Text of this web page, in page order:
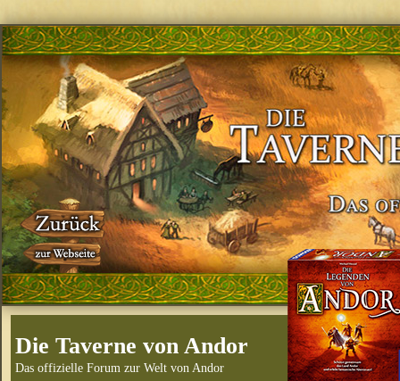
Die Taverne von Andor
Das offizielle Forum zur Welt von Andor